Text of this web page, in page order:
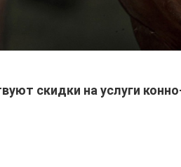
скидки на услуги